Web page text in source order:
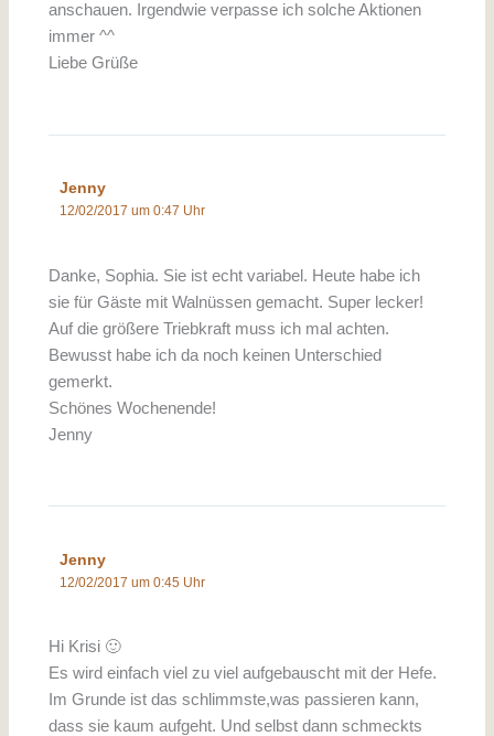
anschauen. Irgendwie verpasse ich solche Aktionen
immer ^^
Liebe Grüße
Jenny
12/02/2017 um 0:47 Uhr
Danke, Sophia. Sie ist echt variabel. Heute habe ich
sie für Gäste mit Walnüssen gemacht. Super lecker!
Auf die größere Triebkraft muss ich mal achten.
Bewusst habe ich da noch keinen Unterschied
gemerkt.
Schönes Wochenende!
Jenny
Jenny
12/02/2017 um 0:45 Uhr
Hi Krisi 🙂
Es wird einfach viel zu viel aufgebauscht mit der Hefe.
Im Grunde ist das schlimmste,was passieren kann,
dass sie kaum aufgeht. Und selbst dann schmeckts